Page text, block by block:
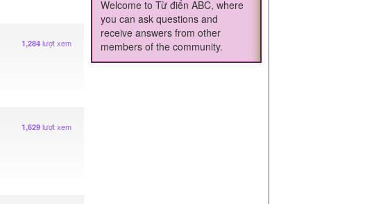
1,284lượt xem
1,629lượt xem
Welcome to Từ điển ABC, where
you can ask questions and
receive answers from other
members of the community.